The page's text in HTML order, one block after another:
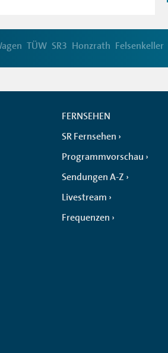
TÜW SR3 Honzrath Felsenkeller
FERNSEHEN
SR Fernsehen
Programmvorschau
Sendungen A-Z
Livestream
Frequenzen